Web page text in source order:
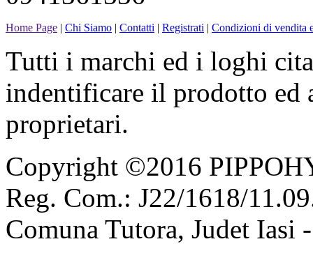
Home Page | Chi Siamo | Contatti | Registrati | Condizioni di vendita
Tutti i marchi ed i loghi
indentificare il prodotto ed
proprietari.
Copyright ©2016
Reg. Com.: J22/1618/
Comuna Tutora, Judet Iasi